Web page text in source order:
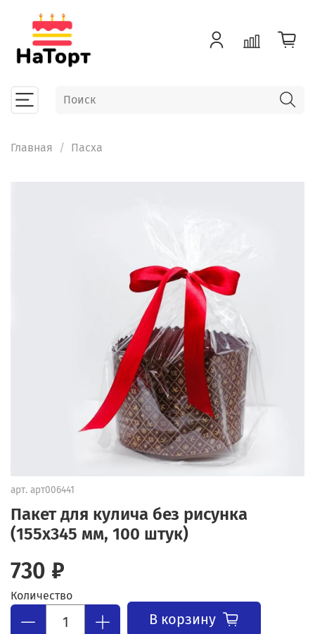
Главная Пасха
арт. арт006441
Пакет для кулича без рисунка
(155х345 мм, 100 штук)
730 ₽
Количество
В корзину